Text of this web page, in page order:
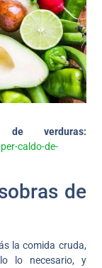
verduras:
caldo-de-
de
la comida cruda,
lo necesario, y